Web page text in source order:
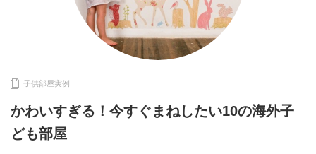
子供部屋実例
かわいすぎる！今すぐまねしたい10の海外子
ども部屋